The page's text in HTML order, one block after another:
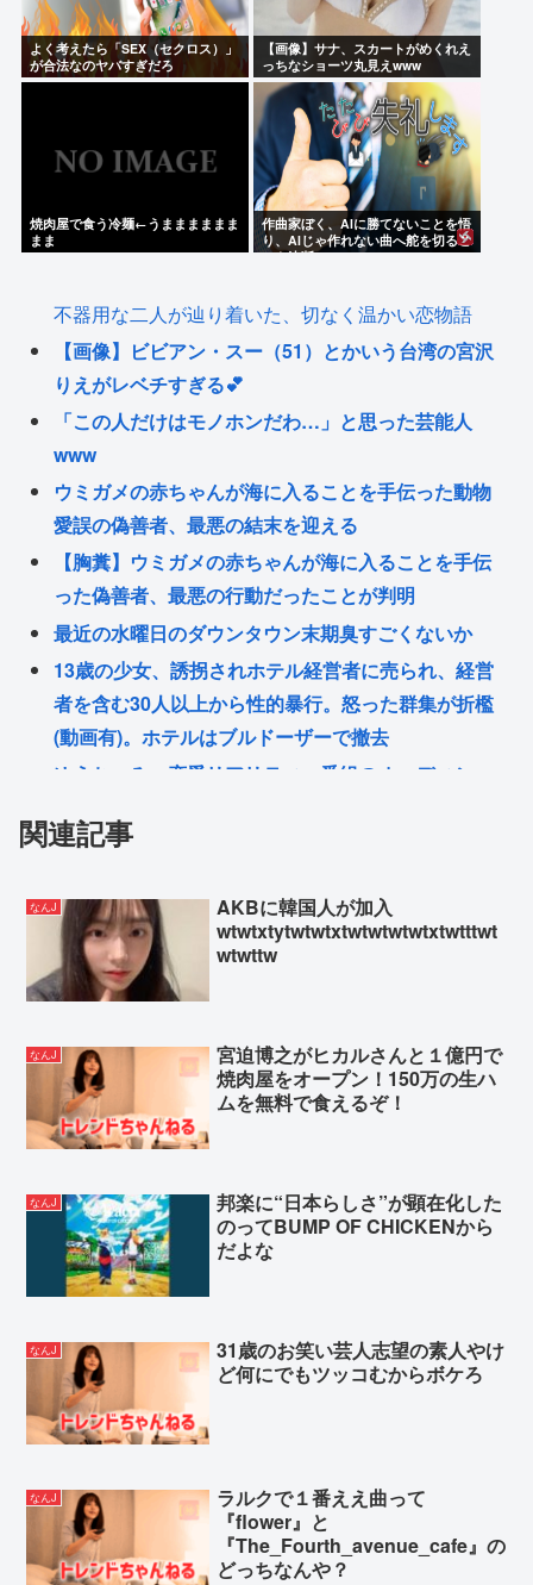
よく考えたら「SEX（セクロス）」
が合法なのヤバすぎだろ
【画像】サナ、スカートがめくれえ
っちなショーツ丸見えwww
焼肉屋で食う冷麺←うまままままま
まま
作曲家ぼく、AIに勝てないことを悟
り、AIじゃ作れない曲へ舵を切るこ
とを決断
不器用な二人が辿り着いた、切なく温かい恋物語
【画像】ビビアン・スー（51）とかいう台湾の宮沢
りえがレベチすぎる💕
「この人だけはモノホンだわ…」と思った芸能人
www
ウミガメの赤ちゃんが海に入ることを手伝った動物
愛誤の偽善者、最悪の結末を迎える
【胸糞】ウミガメの赤ちゃんが海に入ることを手伝
った偽善者、最悪の行動だったことが判明
最近の水曜日のダウンタウン末期臭すごくないか
13歳の少女、誘拐されホテル経営者に売られ、経営
者を含む30人以上から性的暴行。怒った群集が折檻
(動画有)。ホテルはブルドーザーで撤去
ゆうちゃみ、恋愛リアリティー番組のオーディショ
す」
NHKの神アニメ
【正論】小野田紀美「わたしの母は顔、身長、IQ、
見た目の良さで白人に股を開いた。ジャップオスを
Powered by livedoor 相互RSS
関連記事
なんJ
AKBに韓国人が加入
wtwtxtytwtwtxtwtwtwtwtxtwtttwt
wtwttw
なんJ
宮迫博之がヒカルさんと１億円で
焼肉屋をオープン！150万の生ハ
ムを無料で食えるぞ！
なんJ
邦楽に“日本らしさ”が顕在化した
のってBUMP OF CHICKENから
だよな
なんJ
31歳のお笑い芸人志望の素人やけ
ど何にでもツッコむからボケろ
なんJ
ラルクで１番ええ曲って
『flower』と
『The_Fourth_avenue_cafe』の
どっちなんや？